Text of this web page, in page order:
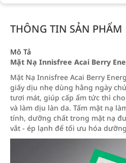
THÔNG TIN SẢN PHẨM
Mô Tả
Mặt Nạ Innisfree Acai Berry
Mặt Nạ Innisfree Acai Berry
giấy dịu nhẹ dùng hằng ngày
tươi mát, giúp cấp ẩm tức thì
và làm dịu làn da. Tấm mặt nạ
tính, dưỡng chất trong mặt nạ
vắt - ép lạnh để tối ưu hóa